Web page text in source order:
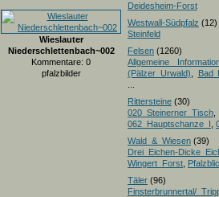
Wieslauter
Niederschlettenbach~002
Kommentare: 0
pfalzbilder
Deidesheim-Forst
Westwall-Südpfalz (12)
Steinfeld
Felsen (1260)
Allgemeine
(Pälzer Urwald)
Bad
Rittersteine (30)
020_Steinerner_Tisch
062_Hauptschanze_I
Wald_&_Wiesen (39)
Drei_Eichen-
Wingert_Forst
Täler (96)
Finsterbrunnertal/